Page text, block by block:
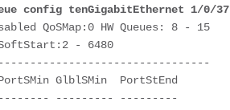
config tenGigabitEthernet 1/0/37
QoSMap:0 HW Queues: 8 - 15